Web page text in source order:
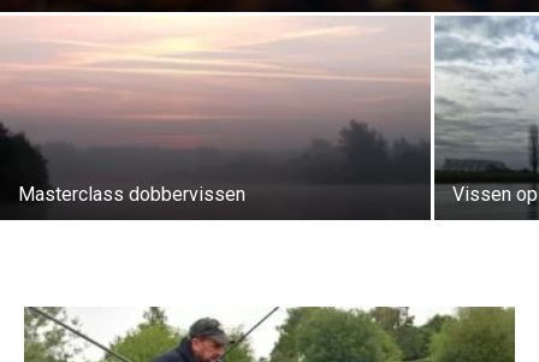
Masterclass dobbervissen Vissen